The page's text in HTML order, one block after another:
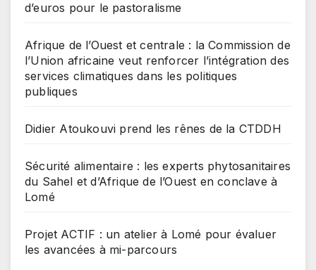
d’euros pour le pastoralisme
Afrique de l’Ouest et centrale : la Commission de
l’Union africaine veut renforcer l’intégration des
services climatiques dans les politiques
publiques
Didier Atoukouvi prend les rênes de la CTDDH
Sécurité alimentaire : les experts phytosanitaires
du Sahel et d’Afrique de l’Ouest en conclave à
Lomé
Projet ACTIF : un atelier à Lomé pour évaluer
les avancées à mi-parcours